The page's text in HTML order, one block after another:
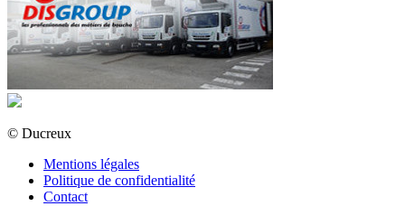
© Ducreux
Mentions légales
Politique de confidentialité
Contact